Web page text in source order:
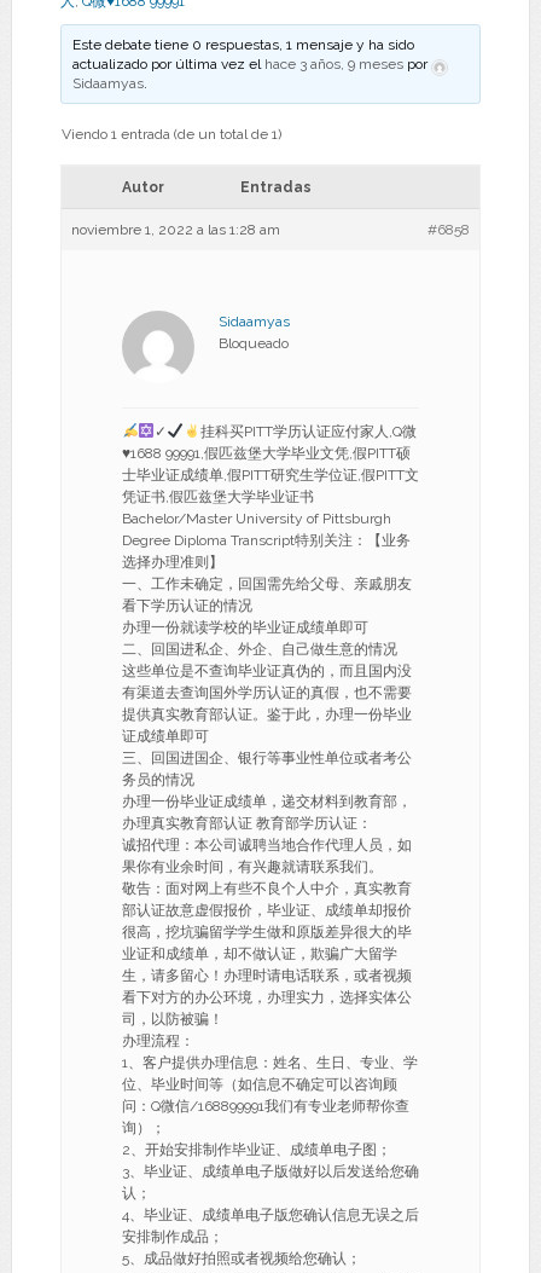
Este debate tiene 0 respuestas, 1 mensaje y ha sido
actualizado por última vez el hace 3 años, 9 meses por
Sidaamyas.
Viendo 1 entrada (de un total de 1)
Autor Entradas
noviembre 1, 2022 a las 1:28 am #6858
Sidaamyas
Bloqueado
✓
挂科买PITT学历认证应付家人,Q微
♥1688 99991,假匹兹堡大学毕业文凭,假PITT硕
士毕业证成绩单,假PITT研究生学位证,假PITT文
凭证书,假匹兹堡大学毕业证书
Bachelor/Master University of Pittsburgh
Degree Diploma Transcript特别关注：【业务
选择办理准则】
一、工作未确定，回国需先给父母、亲戚朋友
看下学历认证的情况
办理一份就读学校的毕业证成绩单即可
二、回国进私企、外企、自己做生意的情况
这些单位是不查询毕业证真伪的，而且国内没
有渠道去查询国外学历认证的真假，也不需要
提供真实教育部认证。鉴于此，办理一份毕业
证成绩单即可
三、回国进国企、银行等事业性单位或者考公
务员的情况
办理一份毕业证成绩单，递交材料到教育部，
办理真实教育部认证 教育部学历认证：
诚招代理：本公司诚聘当地合作代理人员，如
果你有业余时间，有兴趣就请联系我们。
敬告：面对网上有些不良个人中介，真实教育
部认证故意虚假报价，毕业证、成绩单却报价
很高，挖坑骗留学学生做和原版差异很大的毕
业证和成绩单，却不做认证，欺骗广大留学
生，请多留心！办理时请电话联系，或者视频
看下对方的办公环境，办理实力，选择实体公
司，以防被骗！
办理流程：
1、客户提供办理信息：姓名、生日、专业、学
位、毕业时间等（如信息不确定可以咨询顾
问：Q微信/168899991我们有专业老师帮你查
询）；
2、开始安排制作毕业证、成绩单电子图；
3、毕业证、成绩单电子版做好以后发送给您确
认；
4、毕业证、成绩单电子版您确认信息无误之后
安排制作成品；
5、成品做好拍照或者视频给您确认；